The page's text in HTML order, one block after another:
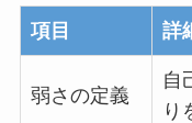
項目 詳
弱さの定義
自
り